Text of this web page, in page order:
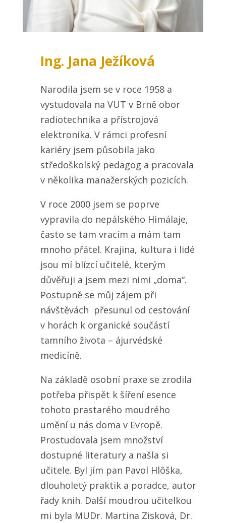
Ing. Jana Ježíková
Narodila jsem se v roce 1958 a
vystudovala na VUT v Brně obor
radiotechnika a přístrojová
elektronika. V rámci profesní
kariéry jsem působila jako
středoškolský pedagog a pracovala
v několika manažerských pozicích.
V roce 2000 jsem se poprve
vypravila do nepálského Himálaje,
často se tam vracím a mám tam
mnoho přátel. Krajina, kultura i lidé
jsou mí blízcí učitelé, kterým
důvěřuji a jsem mezi nimi „doma“.
Postupně se můj zájem při
návštěvách přesunul od cestování
v horách k organické součástí
tamního života – ájurvédské
medicíně.
Na základě osobní praxe se zrodila
potřeba přispět k šíření esence
tohoto prastarého moudrého
umění u nás doma v Evropě.
Prostudovala jsem množství
dostupné literatury a našla si
učitele. Byl jím pan Pavol Hlôška,
dlouholetý praktik a poradce, autor
řady knih. Další moudrou učitelkou
mi byla MUDr. Martina Zisková, Dr.